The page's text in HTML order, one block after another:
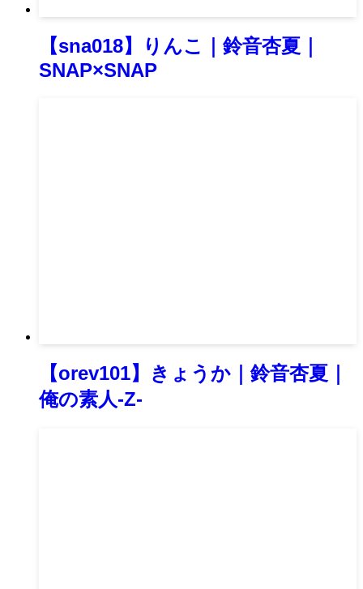
【sna018】りんこ｜鈴音杏夏｜
SNAP×SNAP
【orev101】きょうか｜鈴音杏夏｜
俺の素人-Z-